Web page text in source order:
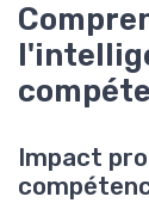
Impact